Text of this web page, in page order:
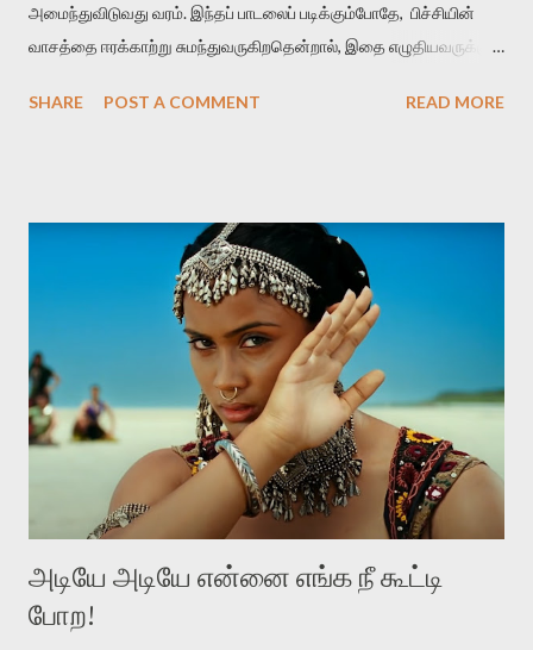
அமைந்துவிடுவது வரம். இந்தப் பாடலைப் படிக்கும்போதே, பிச்சியின்
வாசத்தை ஈரக்காற்று சுமந்துவருகிறதென்றால், இதை எழுதியவருக்கும்
கொழுமுகை இரும்பனம் பசுங்குடைப் பலவுடன் பொதிந்து பெரும்பெயல்
அதை ஒரு அடைமழை பெய்கிற விடியற்காலைல திறந்துவிட்டதுபோல
நன்மணமும் குளிர்ச்சியும் உடைய மேனி கொண்டவள் அவள்.
அவளை எப்பிடி நான் பிரிஞ்சிருப்பேன் . அவளைப் பிரிந்தா ல் என்னால் உயிர்
வாழமுடியாது. 'சின்னப் பூக்கள் பார்க்கையில் தேகம் பார்த்த ஞாபகம்'
என்கிற வைரமுத்து வரிகள்போல கவலைகொள்கிறான் தலைவன்.
ஆனால் இதிலே வாசம்தான் அவனை வாட்டுகிறது. இதில்
'நறுந்தண்ணியள்‬' என்பது ஈர்ப்புள்ள சொல். காதலனின் மென்மையான
SHARE POST A COMMENT READ MORE
அடியே அடியே என்னை எங்க நீ கூட்டி
போற!